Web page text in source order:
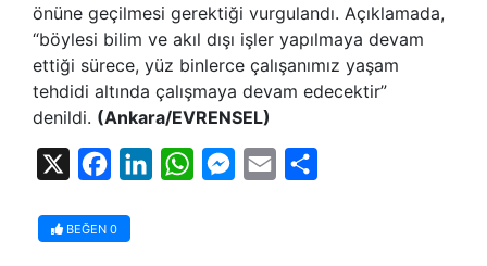
önüne geçilmesi gerektiği vurgulandı. Açıklamada,
“böylesi bilim ve akıl dışı işler yapılmaya devam
ettiği sürece, yüz binlerce çalışanımız yaşam
tehdidi altında çalışmaya devam edecektir”
denildi. (Ankara/EVRENSEL)
FacebookLinkedInWhatsAppMessenger
Email
BEĞEN 0